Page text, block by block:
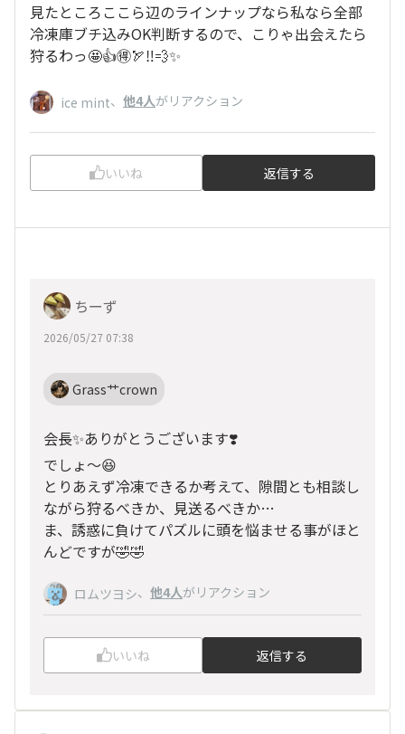
見たところここら辺のラインナップなら私なら全部
冷凍庫ブチ込みOK判断するので、こりゃ出会えたら
狩るわっ🤩👍🉐🏹‼️💨✨
ice mint、 他4人がリアクション
いいね 返信する
ちーず
2026/05/27 07:38
Grass艹crown
会長✨ありがとうございます❣️
でしょ〜😆
とりあえず冷凍できるか考えて、隙間とも相談し
ながら狩るべきか、見送るべきか…
ま、誘惑に負けてパズルに頭を悩ませる事がほと
んどですが🤣🤣
ロムツヨシ、 他4人がリアクション
いいね 返信する